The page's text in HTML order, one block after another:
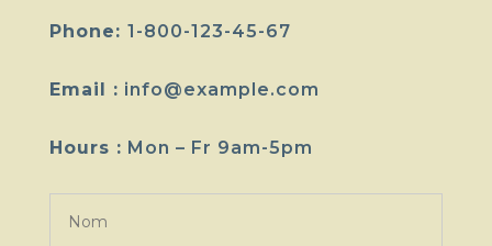
Phone: 1-800-123-45-67
Email : info@example.com
Hours : Mon – Fr 9am-5pm